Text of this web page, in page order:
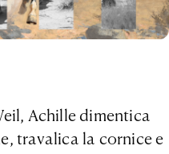
Achille dimentica
travalica la cornice e